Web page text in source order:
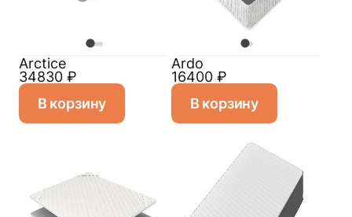
Arctice
34830 ₽
В корзину
Ardo
16400 ₽
В корзину